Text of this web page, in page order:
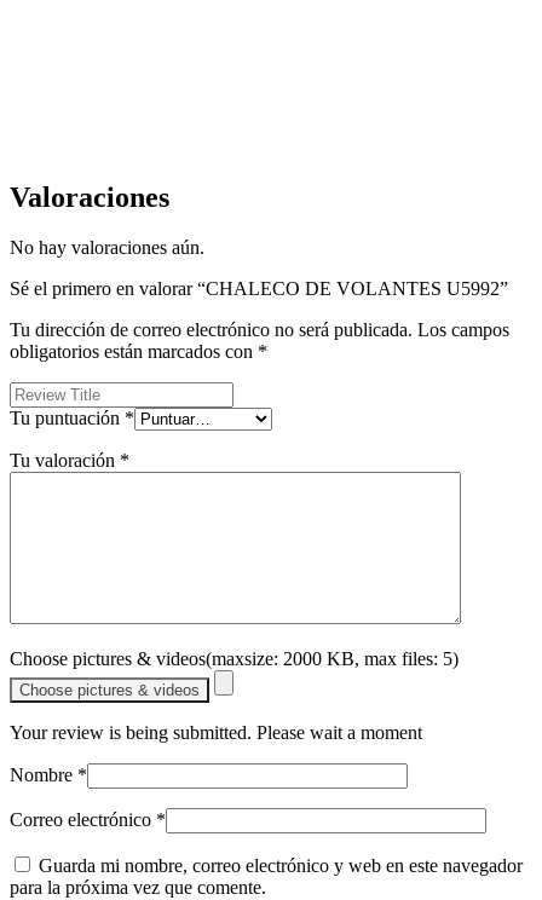
Valoraciones
No hay valoraciones aún.
Sé el primero en valorar “CHALECO DE VOLANTES U5992”
Tu dirección de correo electrónico no será publicada. Los campos
obligatorios están marcados con *
Tu puntuación *
Tu valoración *
Choose pictures & videos(maxsize: 2000 KB, max files: 5)
Choose pictures & videos
Your review is being submitted. Please wait a moment
Nombre *
Correo electrónico *
Guarda mi nombre, correo electrónico y web en este navegador
para la próxima vez que comente.